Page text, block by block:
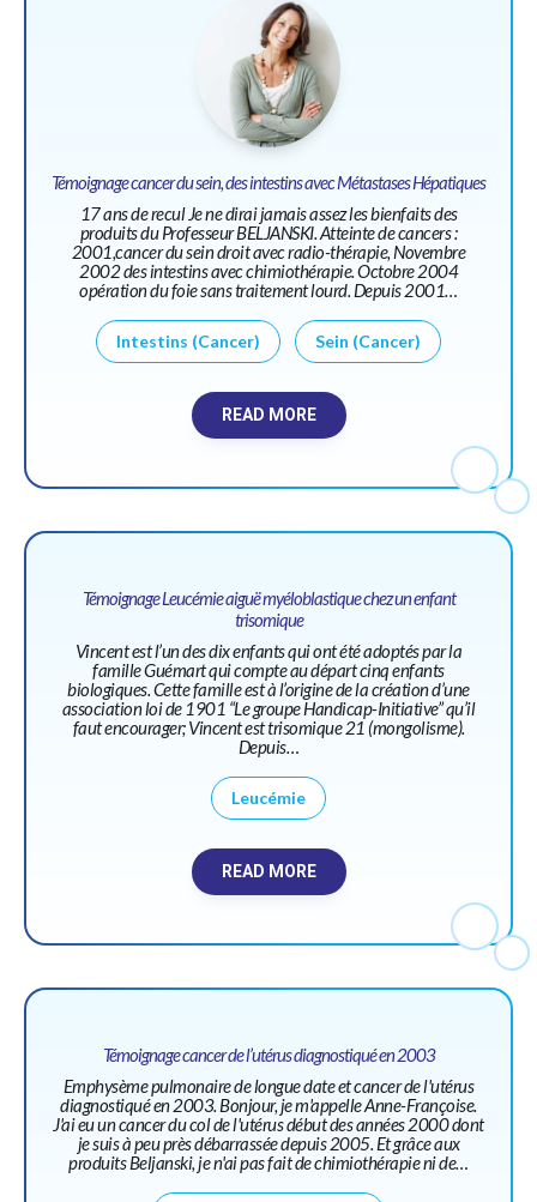
Témoignage cancer du sein, des intestins avec Métastases Hépatiques
17 ans de recul Je ne dirai jamais assez les bienfaits des
produits du Professeur BELJANSKI. Atteinte de cancers :
2001,cancer du sein droit avec radio-thérapie, Novembre
2002 des intestins avec chimiothérapie. Octobre 2004
opération du foie sans traitement lourd. Depuis 2001…
Intestins (Cancer) Sein (Cancer)
READ MORE
Témoignage Leucémie aiguë myéloblastique chez un enfant
trisomique
Vincent est l’un des dix enfants qui ont été adoptés par la
famille Guémart qui compte au départ cinq enfants
biologiques. Cette famille est à l’origine de la création d’une
association loi de 1901 “Le groupe Handicap-Initiative” qu’il
faut encourager; Vincent est trisomique 21 (mongolisme).
Depuis…
Leucémie
READ MORE
Témoignage cancer de l’utérus diagnostiqué en 2003
Emphysème pulmonaire de longue date et cancer de l'utérus
diagnostiqué en 2003. Bonjour, je m'appelle Anne-Françoise.
J'ai eu un cancer du col de l'utérus début des années 2000 dont
je suis à peu près débarrassée depuis 2005. Et grâce aux
produits Beljanski, je n'ai pas fait de chimiothérapie ni de…